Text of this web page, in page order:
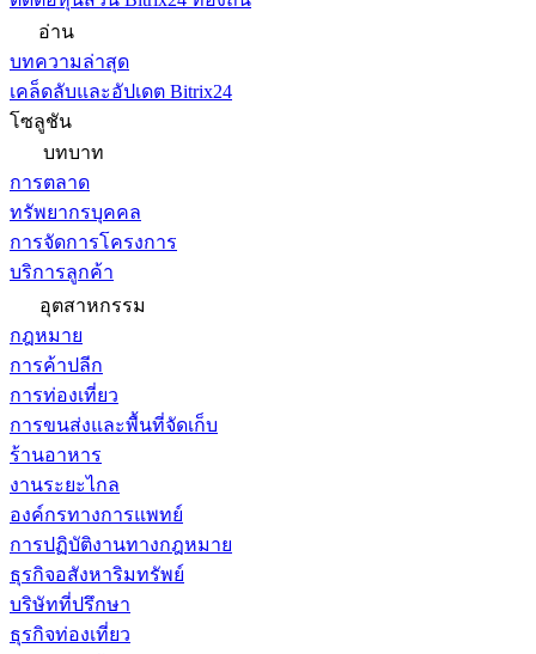
อ่าน
บทความล่าสุด
เคล็ดลับและอัปเดต Bitrix24
โซลูชัน
บทบาท
การตลาด
ทรัพยากรบุคคล
การจัดการโครงการ
บริการลูกค้า
อุตสาหกรรม
กฎหมาย
การค้าปลีก
การท่องเที่ยว
การขนส่งและพื้นที่จัดเก็บ
ร้านอาหาร
งานระยะไกล
องค์กรทางการแพทย์
การปฏิบัติงานทางกฎหมาย
ธุรกิจอสังหาริมทรัพย์
บริษัทที่ปรึกษา
ธุรกิจท่องเที่ยว